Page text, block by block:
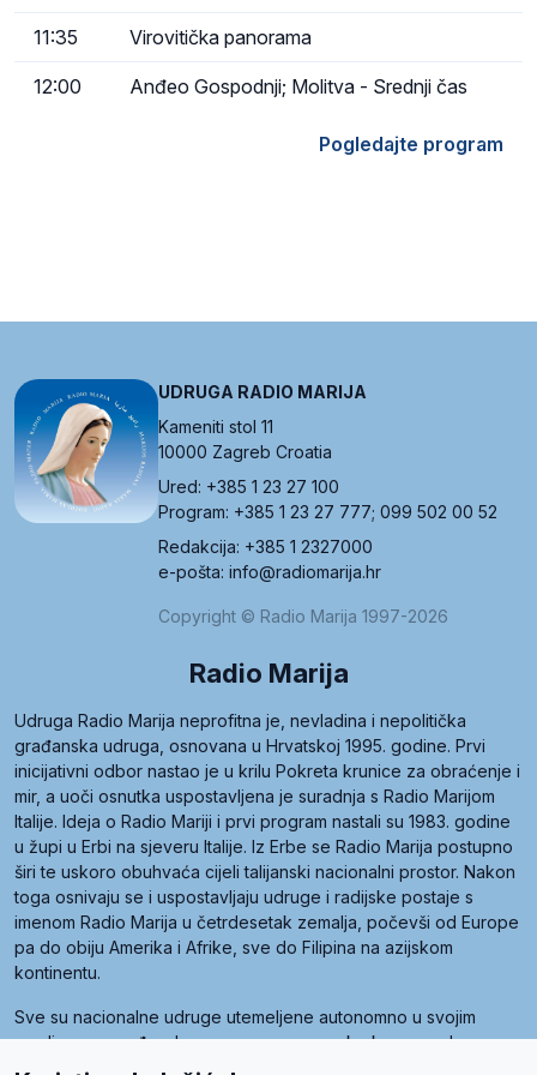
11:35 Virovitička panorama
12:00 Anđeo Gospodnji; Molitva - Srednji čas
Pogledajte program
UDRUGA RADIO MARIJA
Kameniti stol 11
10000 Zagreb Croatia
Ured: +385 1 23 27 100
Program: +385 1 23 27 777; 099 502 00 52
Redakcija: +385 1 2327000
e-pošta: info@radiomarija.hr
Copyright © Radio Marija 1997-2026
Radio Marija
Udruga Radio Marija neprofitna je, nevladina i nepolitička
građanska udruga, osnovana u Hrvatskoj 1995. godine. Prvi
inicijativni odbor nastao je u krilu Pokreta krunice za obraćenje i
mir, a uoči osnutka uspostavljena je suradnja s Radio Marijom
Italije. Ideja o Radio Mariji i prvi program nastali su 1983. godine
u župi u Erbi na sjeveru Italije. Iz Erbe se Radio Marija postupno
širi te uskoro obuhvaća cijeli talijanski nacionalni prostor. Nakon
toga osnivaju se i uspostavljaju udruge i radijske postaje s
imenom Radio Marija u četrdesetak zemalja, počevši od Europe
pa do obiju Amerika i Afrike, sve do Filipina na azijskom
kontinentu.
Sve su nacionalne udruge utemeljene autonomno u svojim
zemljama, a međusobna su povezane preko krovne udruge
pod nazivom Svjetska obitelj Radio Marije (World Family of